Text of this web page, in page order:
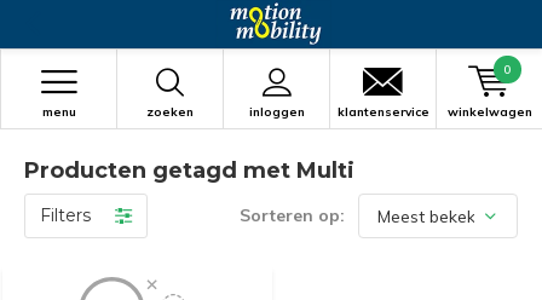
zoeken inloggen
menu klantenservice winkelwagen
0
Producten getagd met Multi
Filters Sorteren op: